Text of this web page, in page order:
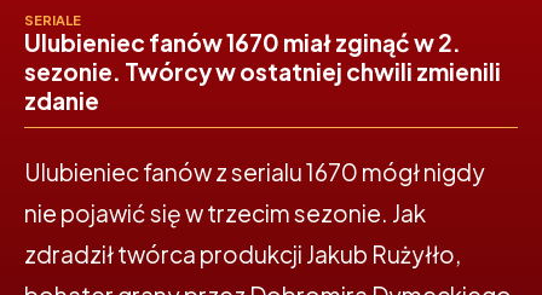
SERIALE
Ulubieniec fanów 1670 miał zginąć w 2.
sezonie. Twórcy w ostatniej chwili zmienili
zdanie
Ulubieniec fanów z serialu 1670 mógł nigdy
nie pojawić się w trzecim sezonie. Jak
zdradził twórca produkcji Jakub Rużyłło,